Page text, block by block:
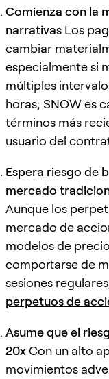
Comienza con la
narrativas Los
cambiar
especialmente si
múltiples
horas; SNOW es
términos más
usuario del
Espera riesgo de
mercado
Aunque los
mercado de
modelos de
comportarse de
sesiones
perpetuos de
Asume que el
20x Con un alto
movimientos